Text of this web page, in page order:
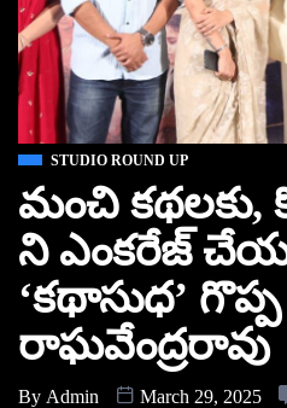
STUDIO ROUND UP
మంచి కథలకు,
ని ఎంకరేజ్
‘కథాసుధ’
రాఘవేంద్రరావు
By Admin March 29, 2025